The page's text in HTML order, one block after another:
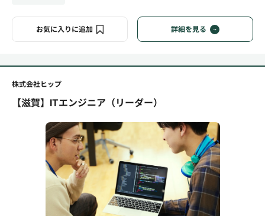
お気に入りに追加 詳細を見る
株式会社ヒップ
【滋賀】ITエンジニア（リーダー）